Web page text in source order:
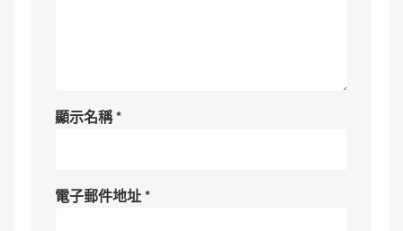
顯示名稱*
電子郵件地址*